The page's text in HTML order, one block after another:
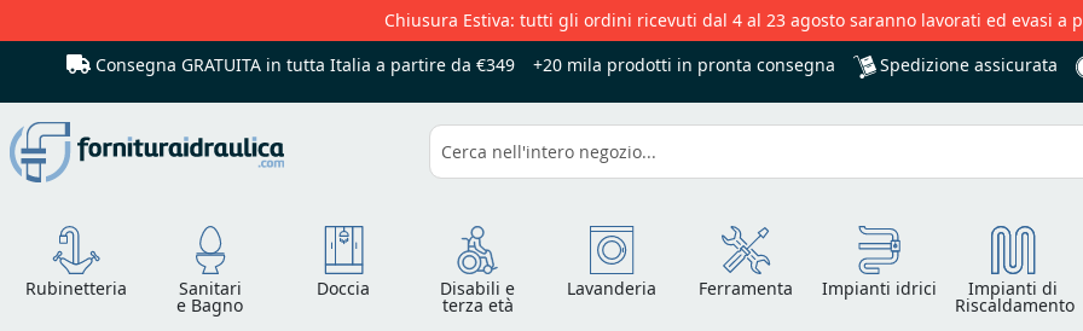
Chiusura Estiva: tutti gli ordini ricevuti dal 4 al 23 agosto saranno lavorati ed evasi a
Consegna GRATUITA in tutta Italia a partire da €349 +20 mila prodotti in pronta consegna Spedizione assicurata
Cerca
Rubinetteria Sanitari
e Bagno
Doccia Disabili e
terza età
Lavanderia Ferramenta Impianti idrici Impianti di
Riscaldamento